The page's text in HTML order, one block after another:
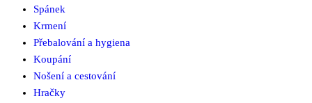
Spánek
Krmení
Přebalování a hygiena
Koupání
Nošení a cestování
Hračky